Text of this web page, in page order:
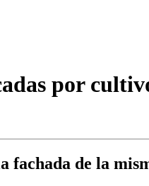
por
de la